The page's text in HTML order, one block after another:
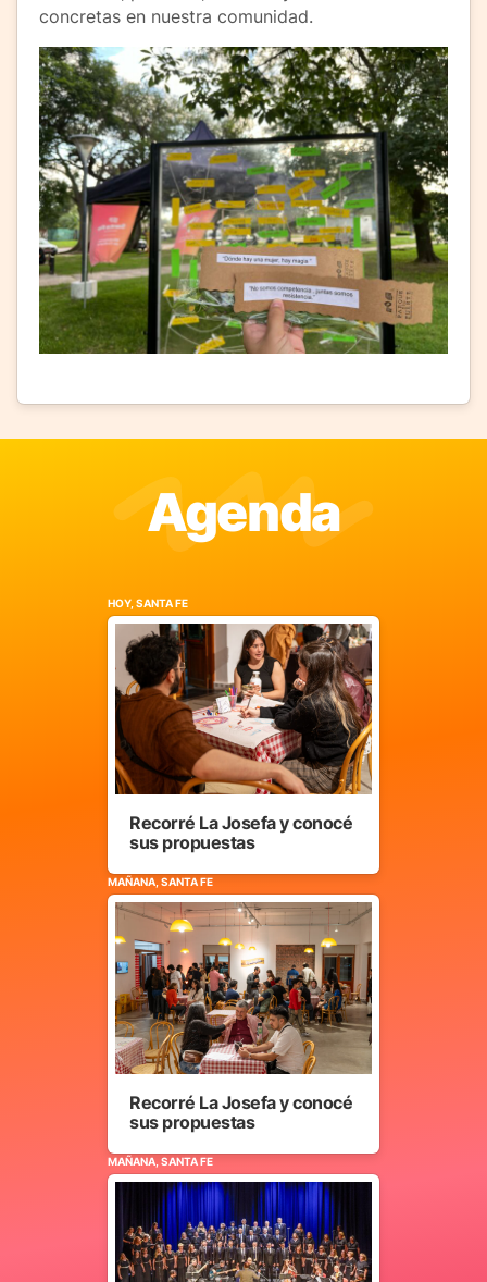
concretas en nuestra comunidad.
Agenda
HOY, SANTA FE
Recorré La Josefa y conocé
sus propuestas
MAÑANA, SANTA FE
Recorré La Josefa y conocé
sus propuestas
MAÑANA, SANTA FE